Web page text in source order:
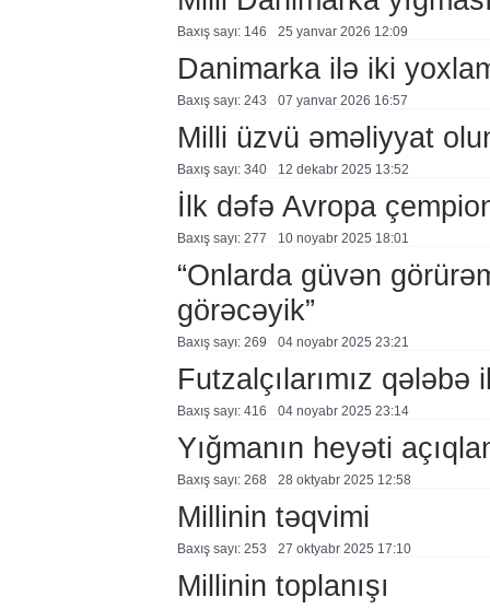
Baxış sayı: 146 25 yanvar 2026 12:09
Danimarka ilə iki
Baxış sayı: 243 07 yanvar 2026 16:57
Milli üzvü əməliyyat
Baxış sayı: 340 12 dekabr 2025 13:52
İlk dəfə Avropa
Baxış sayı: 277 10 noyabr 2025 18:01
“Onlarda güvən
görəcəyik”
Baxış sayı: 269 04 noyabr 2025 23:21
Futzalçılarımız qələbə
Baxış sayı: 416 04 noyabr 2025 23:14
Yığmanın heyəti
Baxış sayı: 268 28 oktyabr 2025 12:58
Millinin təqvimi
Baxış sayı: 253 27 oktyabr 2025 17:10
Millinin toplanışı